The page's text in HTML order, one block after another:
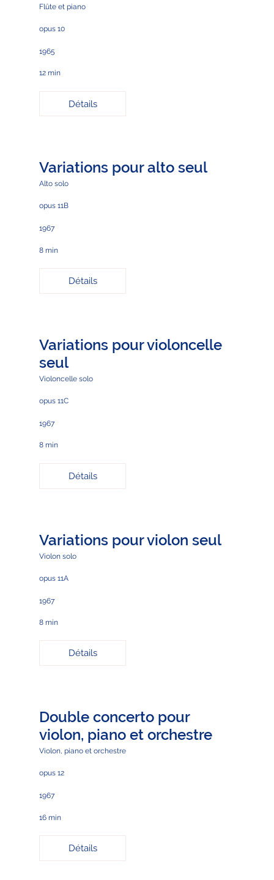
Flûte et piano
opus 10
1965
12 min
Détails
Variations pour alto seul
Alto solo
opus 11B
1967
8 min
Détails
Variations pour violoncelle
seul
Violoncelle solo
opus 11C
1967
8 min
Détails
Variations pour violon seul
Violon solo
opus 11A
1967
8 min
Détails
Double concerto pour
violon, piano et orchestre
Violon, piano et orchestre
opus 12
1967
16 min
Détails